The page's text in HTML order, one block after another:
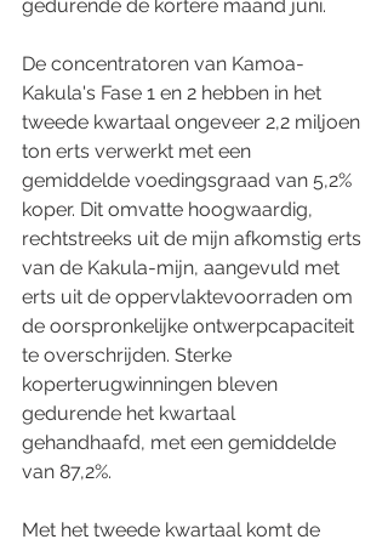
gedurende de kortere maand juni.
De concentratoren van Kamoa-
Kakula's Fase 1 en 2 hebben in het
tweede kwartaal ongeveer 2,2 miljoen
ton erts verwerkt met een
gemiddelde voedingsgraad van 5,2%
koper. Dit omvatte hoogwaardig,
rechtstreeks uit de mijn afkomstig erts
van de Kakula-mijn, aangevuld met
erts uit de oppervlaktevoorraden om
de oorspronkelijke ontwerpcapaciteit
te overschrijden. Sterke
koperterugwinningen bleven
gedurende het kwartaal
gehandhaafd, met een gemiddelde
van 87,2%.
Met het tweede kwartaal komt de